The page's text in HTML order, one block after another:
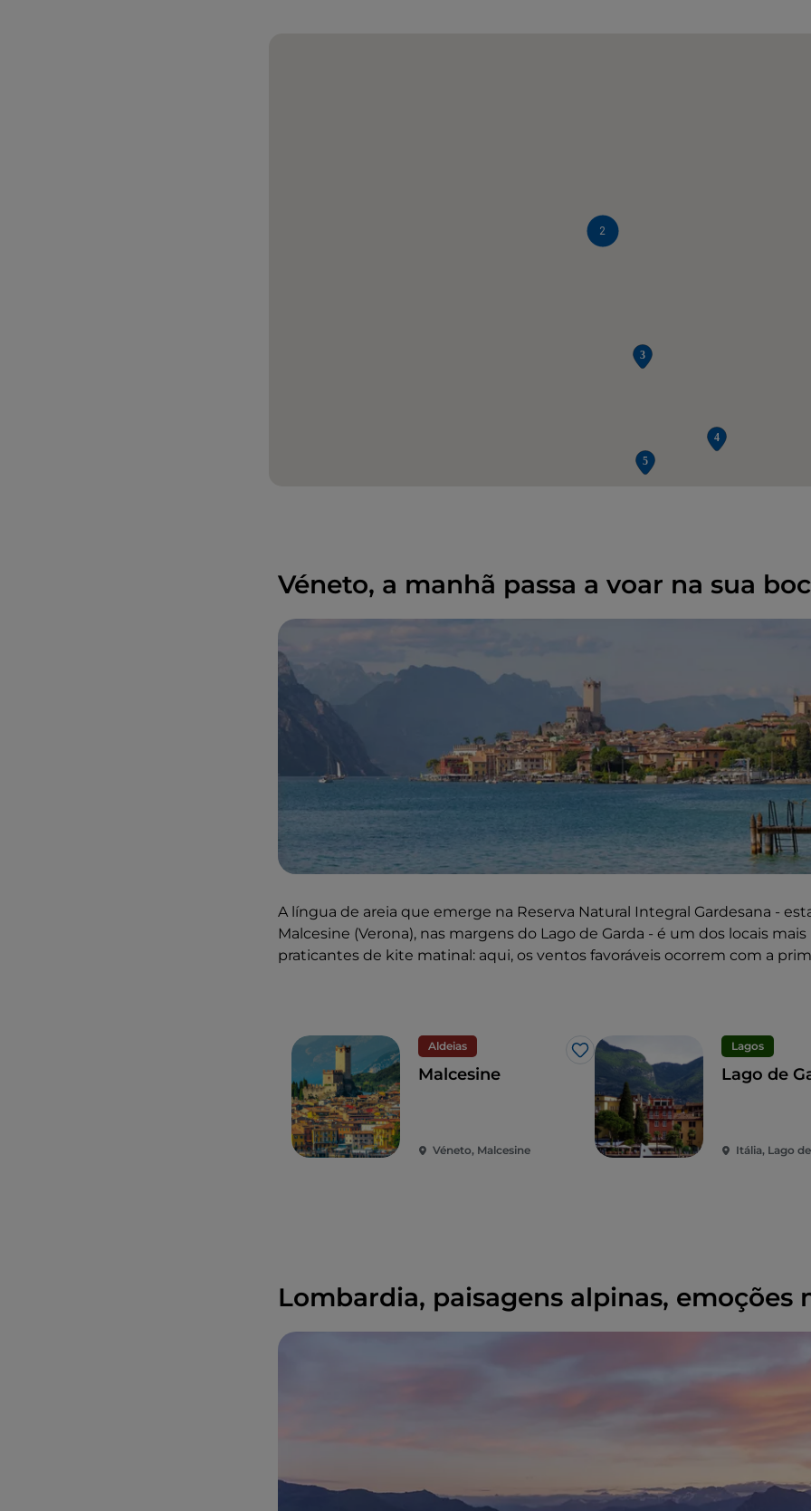
2
Véneto, a manhã passa a voar na sua
A língua de areia que emerge na Reserva Natural Integral Gardesana -
Malcesine (Verona), nas margens do Lago de Garda - é um dos locais
praticantes de kite matinal: aqui, os ventos favoráveis ocorrem com a
Aldeias
Gosto
Malcesine
Véneto, Malcesine
Lagos
Lago de
Itália, Lago
Lombardia, paisagens alpinas, emoções